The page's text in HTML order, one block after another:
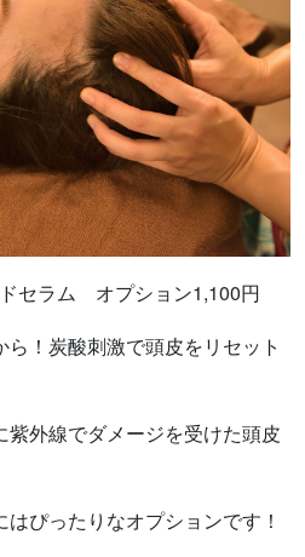
セラム オプション1,100円
！炭酸刺激で頭皮をリセット
紫外線でダメージを受けた頭皮
ぴったりなオプションです！